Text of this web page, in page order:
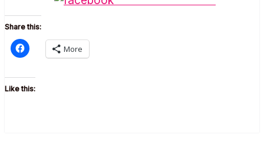
Share this:
More
Like this: